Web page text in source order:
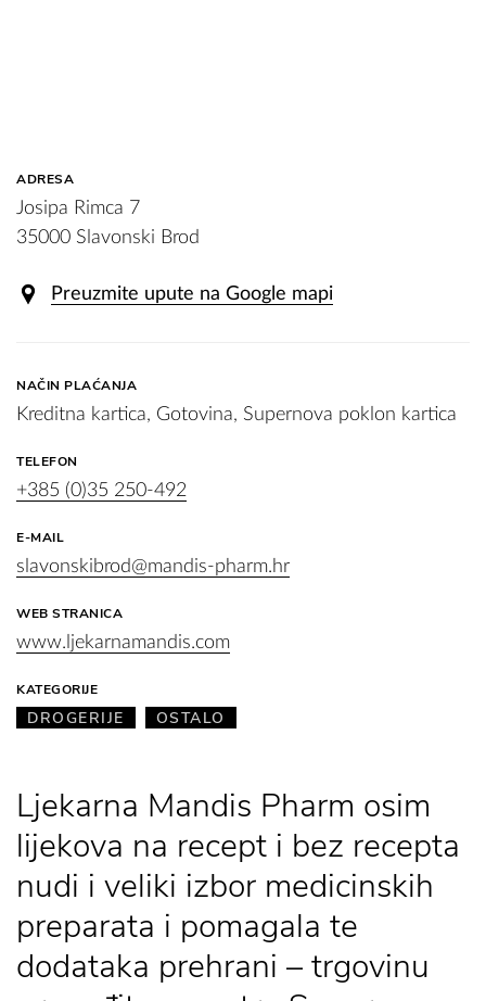
ADRESA
Josipa Rimca 7
35000 Slavonski Brod
Preuzmite upute na Google mapi
NAČIN PLAĆANJA
Kreditna kartica, Gotovina, Supernova poklon kartica
TELEFON
+385 (0)35 250-492
E-MAIL
slavonskibrod@mandis-pharm.hr
WEB STRANICA
www.ljekarnamandis.com
KATEGORIJE
DROGERIJE OSTALO
Ljekarna Mandis Pharm osim
lijekova na recept i bez recepta
nudi i veliki izbor medicinskih
preparata i pomagala te
dodataka prehrani – trgovinu